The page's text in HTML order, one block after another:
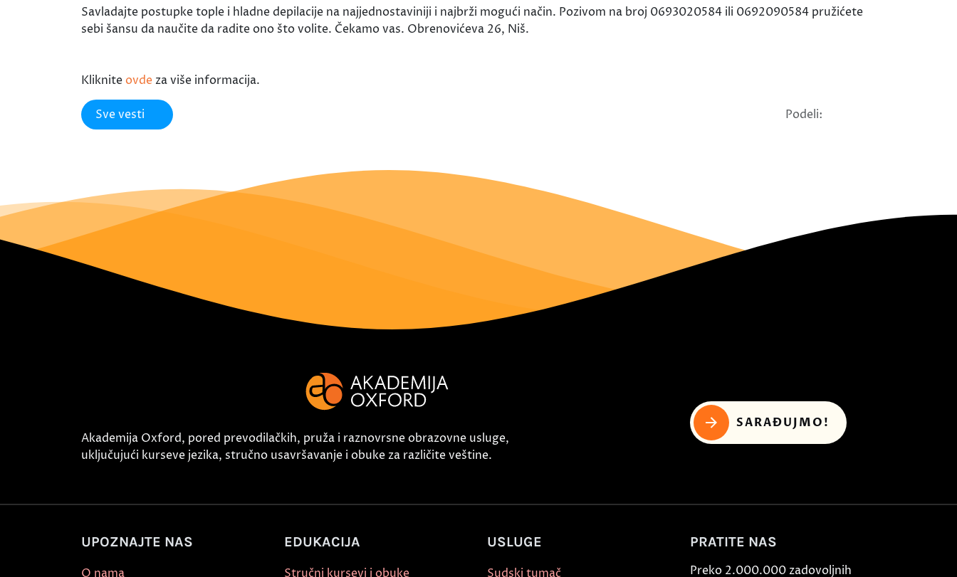
Savladajte postupke tople i hladne depilacije na najjednostaviniji i najbrži mogući način. Pozivom na broj 0693020584 ili 0692090584 pružićete
sebi šansu da naučite da radite ono što volite. Čekamo vas. Obrenovićeva 26, Niš.
Kliknite ovde za više informacija.
Sve vesti Podeli:
Akademija Oxford, pored prevodilačkih, pruža i raznovrsne obrazovne usluge,
uključujući kurseve jezika, stručno usavršavanje i obuke za različite veštine.
SARAĐUJMO!
UPOZNAJTE NAS
O nama
EDUKACIJA
Stručni kursevi i obuke
USLUGE
Sudski tumač
PRATITE NAS
Preko 2.000.000 zadovoljnih